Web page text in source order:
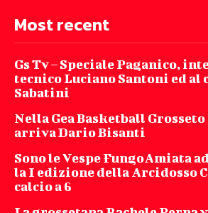
Most recent
Gs Tv – Speciale Paganico,
tecnico Luciano Santoni ed al
Sabatini
Nella Gea Basketball
arriva Dario Bisanti
Sono le Vespe FungoAmiata
la I edizione della Arcidosso
calcio a 6